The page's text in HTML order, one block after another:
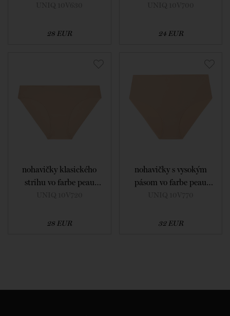
28 EUR 24 EUR
nohavičky klasického
strihu vo farbe peau
28 EUR
nohavičky s vysokým
pásom vo farbe peau
32 EUR